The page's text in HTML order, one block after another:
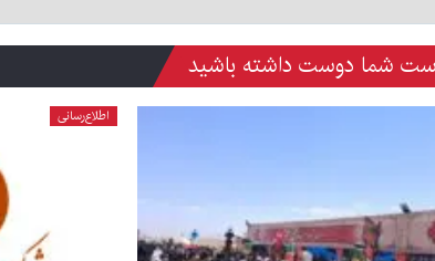
شما دوست داشته باشید
اطلاع‌رسانی